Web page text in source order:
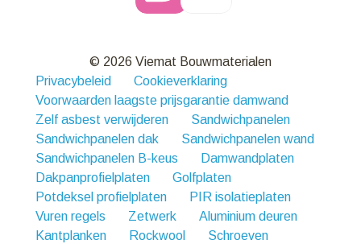
© 2026 Viemat Bouwmaterialen
Privacybeleid
Cookieverklaring
Voorwaarden laagste prijsgarantie damwand
Zelf asbest verwijderen
Sandwichpanelen
Sandwichpanelen dak
Sandwichpanelen wand
Sandwichpanelen B-keus
Damwandplaten
Dakpanprofielplaten
Golfplaten
Potdeksel profielplaten
PIR isolatieplaten
Vuren regels
Zetwerk
Aluminium deuren
Kantplanken
Rockwool Schroeven